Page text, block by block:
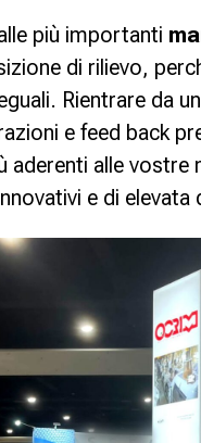
più importanti
di rilievo,
Rientrare da
e feed back
aderenti alle vostre
e di elevata